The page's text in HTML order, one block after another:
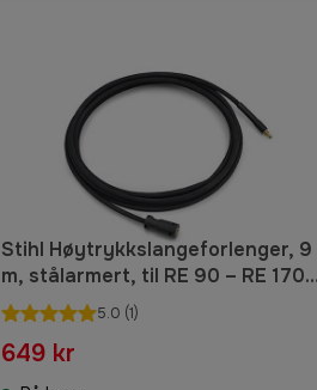
Stihl Høytrykkslangeforlenger, 9
m, stålarmert, til RE 90 – RE 170
PLUS Tilbehør høytrykksvasker
5.0 (1)
649 kr